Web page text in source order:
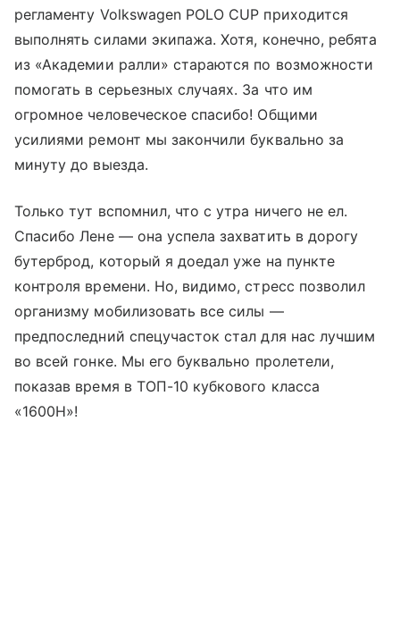
регламенту Volkswagen POLO CUP приходится
выполнять силами экипажа. Хотя, конечно, ребята
из «Академии ралли» стараются по возможности
помогать в серьезных случаях. За что им
огромное человеческое спасибо! Общими
усилиями ремонт мы закончили буквально за
минуту до выезда.
Только тут вспомнил, что с утра ничего не ел.
Спасибо Лене — она успела захватить в дорогу
бутерброд, который я доедал уже на пункте
контроля времени. Но, видимо, стресс позволил
организму мобилизовать все силы —
предпоследний спецучасток стал для нас лучшим
во всей гонке. Мы его буквально пролетели,
показав время в ТОП-10 кубкового класса
«1600Н»!